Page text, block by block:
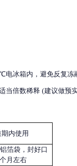
冰箱内，避免反复冻
当倍数稀释 (建议做预
内使用
箔袋，封好口
月左右